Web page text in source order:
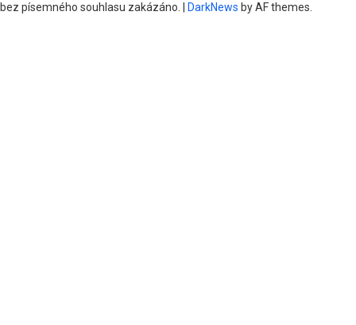
bez písemného souhlasu zakázáno. | DarkNews by AF themes.